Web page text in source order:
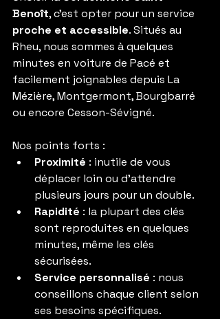
Benoît, c’est opter pour un service
proche et accessible. Situés au
Rheu, nous sommes à quelques
minutes en voiture de Pacé et
facilement joignables depuis La
Mézière, Montgermont, Bourgbarré
ou encore Cesson-Sévigné.
Nos points forts :
Proximité : inutile de vous
déplacer loin ou d’attendre
plusieurs jours pour un double.
Rapidité : la plupart des clés
sont reproduites en quelques
minutes, même les clés
sécurisées.
Service personnalisé : nous
conseillons chaque client selon
ses besoins spécifiques.